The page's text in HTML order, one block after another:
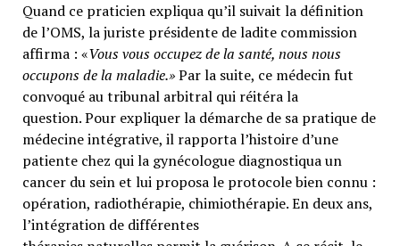
Quand ce praticien expliqua qu’il suivait la définition
de l’OMS, la juriste présidente de ladite commission
affirma : «Vous vous occupez de la santé, nous nous
occupons de la maladie.»Par la suite, ce médecin fut
convoqué au tribunal arbitral qui réitéra la
question. Pour expliquer la démarche de sa pratique de
médecine intégrative, il rapporta l’histoire d’une
patiente chez qui la gynécologue diagnostiqua un
cancer du sein et lui proposa le protocole bien connu :
opération, radiothérapie, chimiothérapie. En deux ans,
l’intégration de différentes